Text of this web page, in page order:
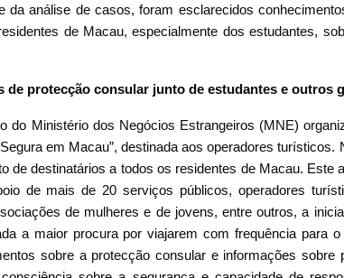
da análise de casos, foram esclarecidos
de Macau, especialmente dos estudantes,
de protecção consular junto de estudantes e outros
do Ministério dos Negócios Estrangeiros (MNE)
em Macau”, destinada aos operadores turísticos.
de destinatários a todos os residentes de Macau. Este
de mais de 20 serviços públicos, operadores
de mulheres e de jovens, entre outros, a
a maior procura por viajarem com frequência para
sobre a protecção consular e informações sobre